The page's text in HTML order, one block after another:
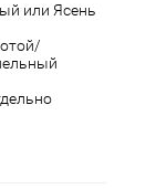
или Ясень